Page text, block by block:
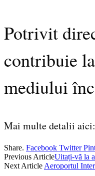
Potrivit
contribuie
mediului
Mai multe detalii aici:
Share. Facebook Twitter
Previous ArticleUitați-vă la
Next Article Aeroportul